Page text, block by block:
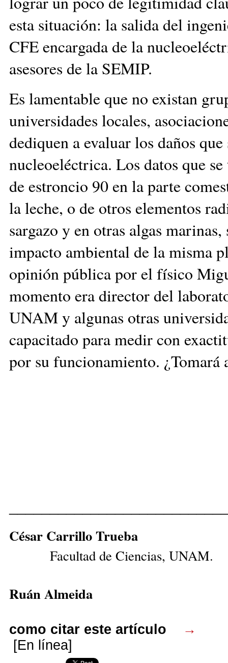
esta situación: la salida del
CFE encargada de la
asesores de la SEMIP.
Es lamentable que no existan
universidades locales,
dediquen a evaluar los daños
nucleoeléctrica. Los datos que
de estroncio 90 en la parte
la leche, o de otros elementos
sargazo y en otras algas
impacto ambiental de la misma
opinión pública por el físico
momento era director del
UNAM y algunas otras
capacitado para medir con
por su funcionamiento. ¿Tomará
César
Facultad de Ciencias, UNAM.
Ruán Almeida
como citar este artículo
→
[En línea]